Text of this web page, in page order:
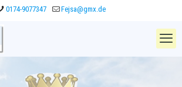
0174-9077347 Fejsa@gmx.de